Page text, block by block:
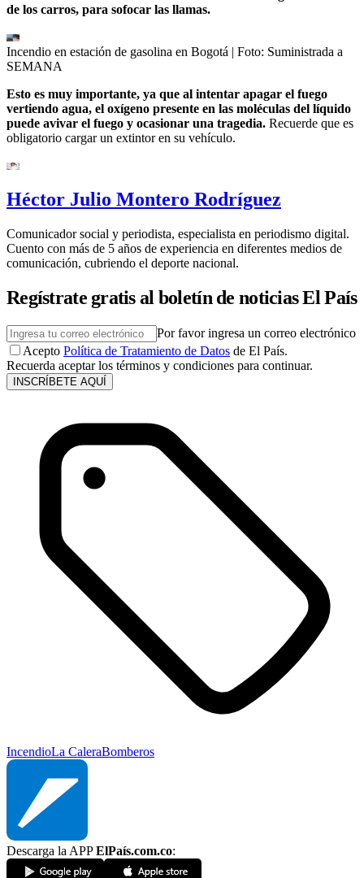
de los carros, para sofocar las llamas.
Incendio en estación de gasolina en Bogotá | Foto: Suministrada a
SEMANA
Esto es muy importante, ya que al intentar apagar el fuego
vertiendo agua, el oxígeno presente en las moléculas del líquido
puede avivar el fuego y ocasionar una tragedia. Recuerde que es
obligatorio cargar un extintor en su vehículo.
Héctor Julio Montero Rodríguez
Comunicador social y periodista, especialista en periodismo digital.
Cuento con más de 5 años de experiencia en diferentes medios de
comunicación, cubriendo el deporte nacional.
Regístrate gratis al boletín de noticias El País
Por favor ingresa un correo electrónico
Acepto Política de Tratamiento de Datos de El País.
Recuerda aceptar los términos y condiciones para continuar.
INSCRÍBETE AQUÍ
IncendioLa CaleraBomberos
Descarga la APPElPaís.com.co: